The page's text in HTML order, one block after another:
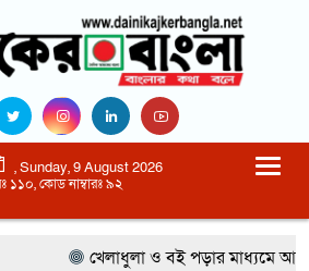
, Sunday, 9 August 2026
১১০, কোড নাম্বারঃ ৯২
খেলাধুলা ও বই পড়ার মাধ্যমে আগামী